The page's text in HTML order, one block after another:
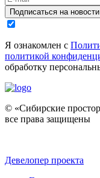
Подписаться на новости
Я ознакомлен с
политикой
обработку
© «Сибирские
все права защищены
Девелопер проекта